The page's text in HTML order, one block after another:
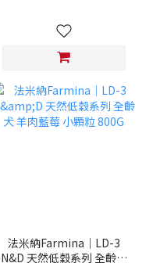
法米納Farmina｜LD-3
N&D 天然低穀系列 全齡犬